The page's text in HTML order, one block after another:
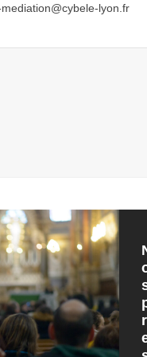
lyon.fr
r